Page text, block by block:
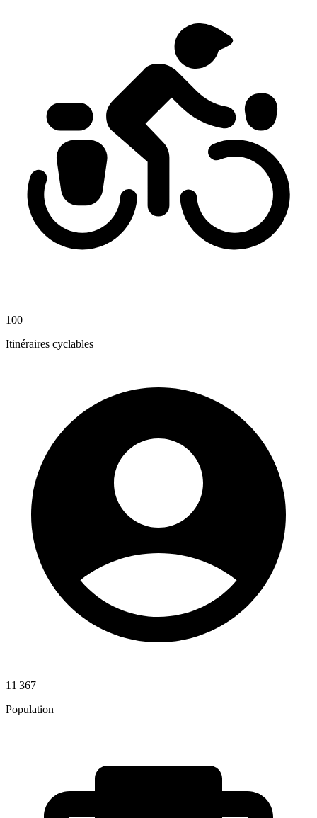
100
Itinéraires cyclables
11 367
Population